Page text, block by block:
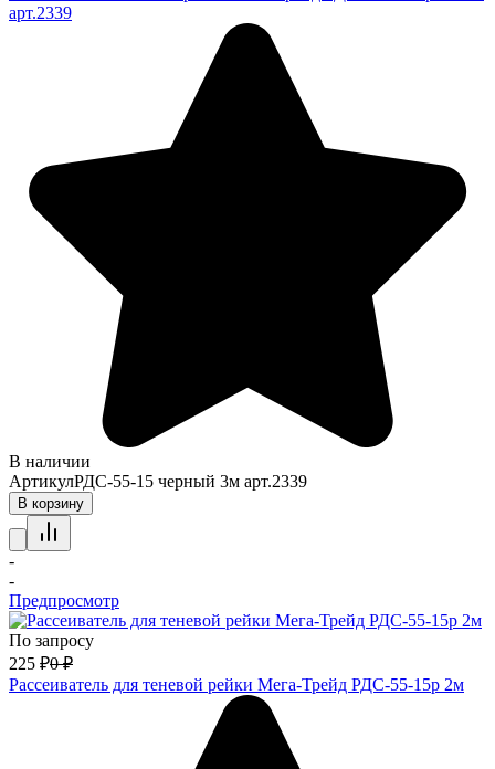
арт.2339
В наличии
АртикулРДС-55-15 черный 3м арт.2339
В корзину
-
-
Предпросмотр
По запросу
225 ₽0 ₽
Рассеиватель для теневой рейки Мега-Трейд РДС-55-15р 2м